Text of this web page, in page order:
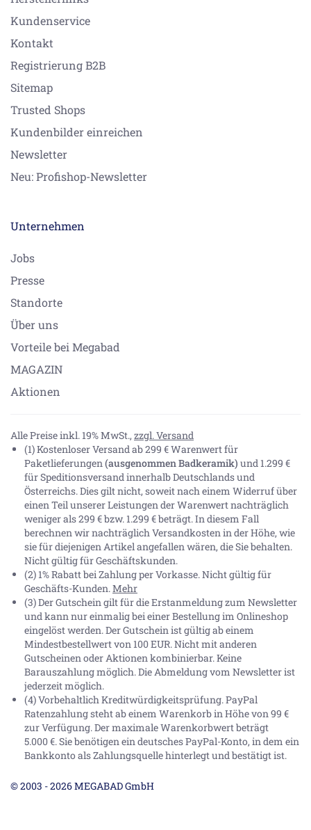
Kundenservice
Kontakt
Registrierung B2B
Sitemap
Trusted Shops
Kundenbilder einreichen
Newsletter
Neu: Profishop-Newsletter
Unternehmen
Jobs
Presse
Standorte
Über uns
Vorteile bei Megabad
MAGAZIN
Aktionen
Alle Preise inkl. 19% MwSt., zzgl. Versand
(1) Kostenloser Versand ab 299 € Warenwert für
Paketlieferungen(ausgenommen Badkeramik) und 1.299 €
für Speditionsversand innerhalb Deutschlands und
Österreichs. Dies gilt nicht, soweit nach einem Widerruf über
einen Teil unserer Leistungen der Warenwert nachträglich
weniger als 299 € bzw. 1.299 € beträgt. In diesem Fall
berechnen wir nachträglich Versandkosten in der Höhe, wie
sie für diejenigen Artikel angefallen wären, die Sie behalten.
Nicht gültig für Geschäftskunden.
(2) 1% Rabatt bei Zahlung per Vorkasse. Nicht gültig für
Geschäfts-Kunden.Mehr
(3) Der Gutschein gilt für die Erstanmeldung zum Newsletter
und kann nur einmalig bei einer Bestellung im Onlineshop
eingelöst werden. Der Gutschein ist gültig ab einem
Mindestbestellwert von 100 EUR. Nicht mit anderen
Gutscheinen oder Aktionen kombinierbar. Keine
Barauszahlung möglich. Die Abmeldung vom Newsletter ist
jederzeit möglich.
(4) Vorbehaltlich Kreditwürdigkeitsprüfung. PayPal
Ratenzahlung steht ab einem Warenkorb in Höhe von99 €
zur Verfügung. Der maximale Warenkorbwert beträgt
5.000 €. Sie benötigen ein deutsches PayPal-Konto, in dem ein
Bankkonto als Zahlungsquelle hinterlegt und bestätigt ist.
© 2003 - 2026 MEGABAD GmbH